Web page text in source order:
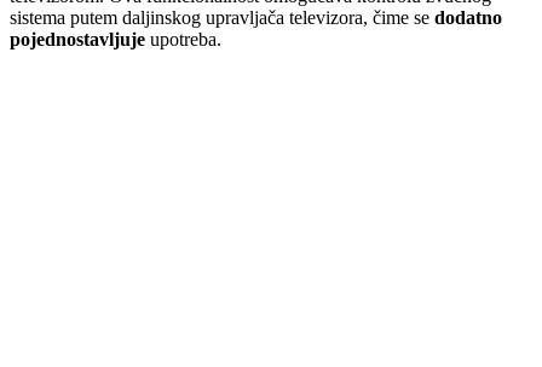
sistema putem daljinskog upravljača televizora, čime se dodatno
pojednostavljuje upotreba.